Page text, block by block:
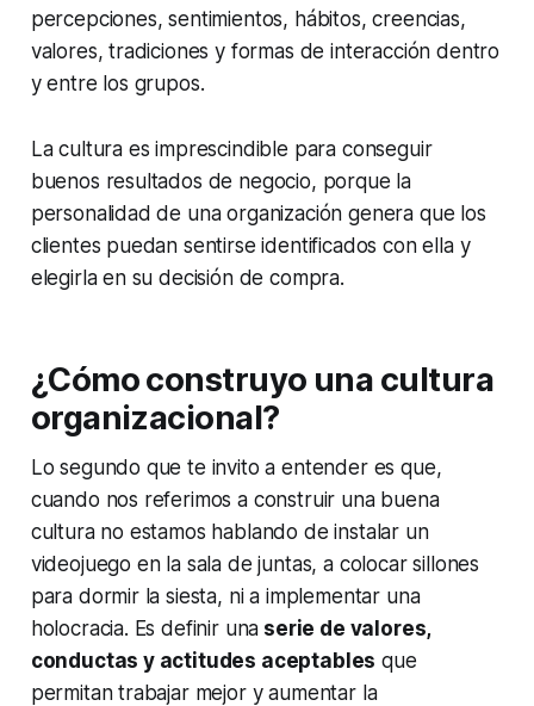
percepciones, sentimientos, hábitos, creencias,
valores, tradiciones y formas de interacción dentro
y entre los grupos.
La cultura es imprescindible para conseguir
buenos resultados de negocio, porque la
personalidad de una organización genera que los
clientes puedan sentirse identificados con ella y
elegirla en su decisión de compra.
¿Cómo construyo una cultura
organizacional?
Lo segundo que te invito a entender es que,
cuando nos referimos a construir una buena
cultura no estamos hablando de instalar un
videojuego en la sala de juntas, a colocar sillones
para dormir la siesta, ni a implementar una
holocracia. Es definir una serie de valores,
conductas y actitudes aceptables que
permitan trabajar mejor y aumentar la